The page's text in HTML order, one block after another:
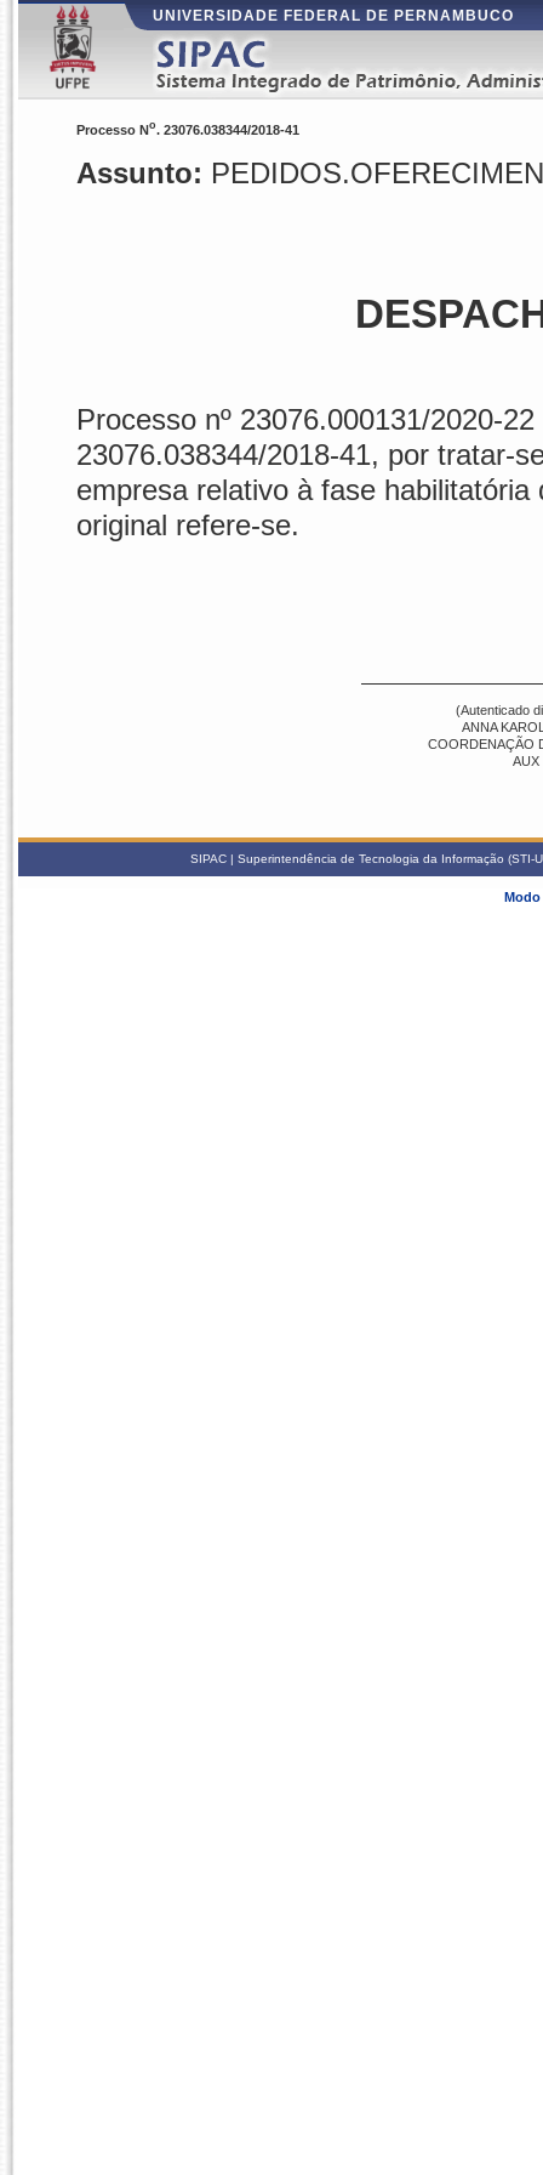
UNIVERSIDADE FEDERAL DE PERNAMBUCO
Processo No. 23076.038344/2018-41
Assunto:
Processo nº 23076.000131/2020-
23076.038344/2018-41, por tratar-
empresa relativo à fase
original refere-se.
(Autenticado
ANNA
COORDENAÇÃO
AUX
SIPAC | Superintendência de Tecnologia da Informação
Modo